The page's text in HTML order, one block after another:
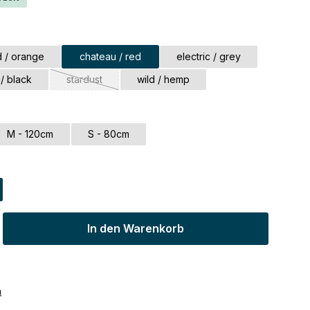
nicht verfügbar.)
/ orange chateau / red
electric / grey
black stardust
(Diese Option ist zurzeit nicht verfügbar.)
wild / hemp
M - 120cm S - 80cm
den gewünschten Wert ein oder
In den Warenkorb